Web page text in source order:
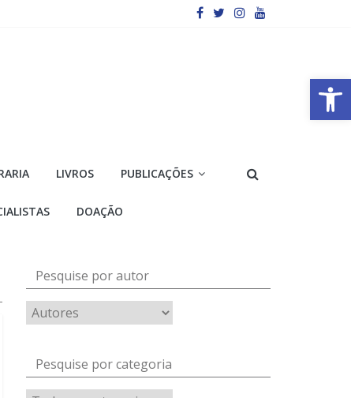
Barra de Ferramentas Aberta
LIVROS PUBLICAÇÕES
DOAÇÃO
Pesquise por autor
Pesquise por categoria